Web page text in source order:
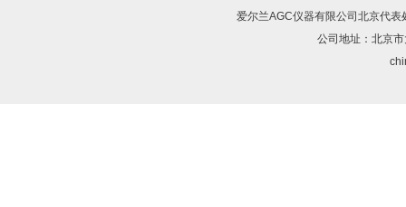
爱尔兰AGC仪器有限公司北京代表
公司地址：北京